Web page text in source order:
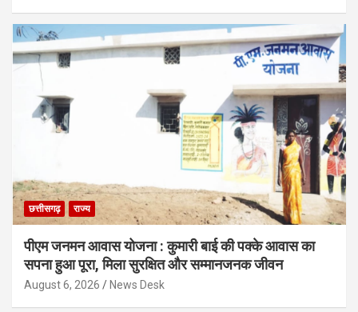
छत्तीसगढ़ राज्य
पीएम जनमन आवास योजना : कुमारी बाई की पक्के आवास का
सपना हुआ पूरा, मिला सुरक्षित और सम्मानजनक जीवन
August 6, 2026 News Desk